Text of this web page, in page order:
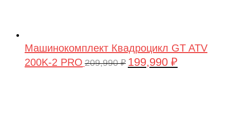
Машинокомплект Квадроцикл GT ATV
200K-2 PRO 209,990₽ Первоначальная
199,990 ₽